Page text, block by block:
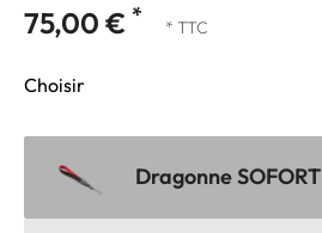
75,00 € * * TTC
Choisir
Dragonne SOFORT